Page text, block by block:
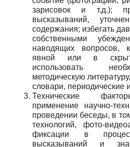
зарисовок и т.д.);
высказываний,
содержания; избегать
собственными
наводящих вопросов,
явной или в
использовать
методическую
словари, периодические
Технические
применение научно-
проведении беседы, в
технологий, фото-
фиксации в
высказываний и